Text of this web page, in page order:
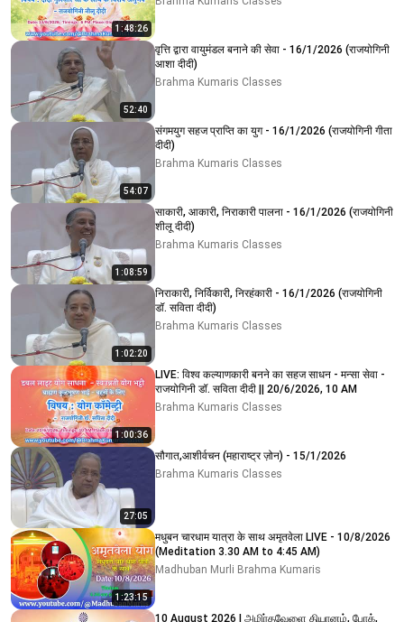
1:48:26
52:40
वृत्ति द्वारा वायुमंडल बनाने की सेवा - 16/1/2026 (राजयोगिनी
आशा दीदी)
Brahma Kumaris Classes
54:07
संगमयुग सहज प्राप्ति का युग - 16/1/2026 (राजयोगिनी गीता
दीदी)
Brahma Kumaris Classes
1:08:59
साकारी, आकारी, निराकारी पालना - 16/1/2026 (राजयोगिनी
शीलू दीदी)
Brahma Kumaris Classes
1:02:20
निराकारी, निर्विकारी, निरहंकारी - 16/1/2026 (राजयोगिनी
डॉ. सविता दीदी)
Brahma Kumaris Classes
1:00:36
LIVE: विश्व कल्याणकारी बनने का सहज साधन - मन्सा सेवा -
राजयोगिनी डॉ. सविता दीदी || 20/6/2026, 10 AM
Brahma Kumaris Classes
27:05
सौगात,आशीर्वचन (महाराष्ट्र ज़ोन) - 15/1/2026
Brahma Kumaris Classes
1:23:15
मधुबन चारधाम यात्रा के साथ अमृतवेला LIVE - 10/8/2026
(Meditation 3.30 AM to 4:45 AM)
Madhuban Murli Brahma Kumaris
10 August 2026 | அமிர்தவேளை தியானம், போக்,